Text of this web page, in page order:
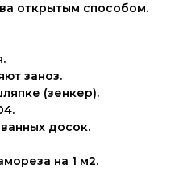
открытым способом.
заноз.
(зенкер).
досок.
на 1 м2.